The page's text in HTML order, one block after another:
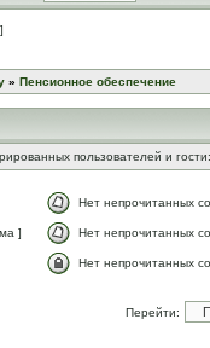
» Пенсионное обеспечение
пользователей и
Нет непрочитанных
] Нет непрочитанных
Нет непрочитанных
Перейти: